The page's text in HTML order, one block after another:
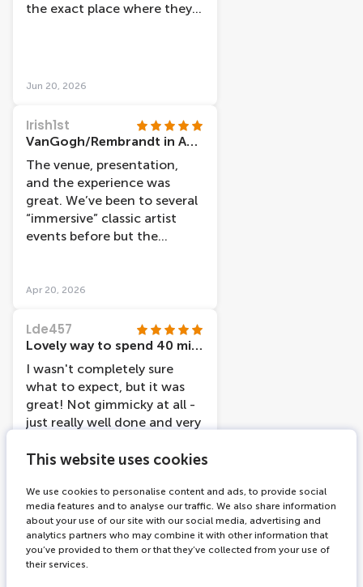
This website uses cookies
We use cookies to personalise content and ads, to provide social
media features and to analyse our traffic. We also share information
about your use of our site with our social media, advertising and
analytics partners who may combine it with other information that
you’ve provided to them or that they’ve collected from your use of
their services.
the exact place where they
and Wessel, were helpful and
point to my visit!
Jun 20, 2026
Irish1st
VanGogh/Rembrandt in Amsterdam
The venue, presentation,
and the experience was
great. We’ve been to several
“immersive” classic artist
events before but the
experienced.
Apr 20, 2026
Lde457
Lovely way to spend 40 minutes
I wasn't completely sure
what to expect, but it was
great! Not gimmicky at all -
just really well done and very
narration not too loud
problem with these things.
Would recommend!
Apr 15, 2026
524stefanied
Amazing experience, worth ever penny
An amazing immersive